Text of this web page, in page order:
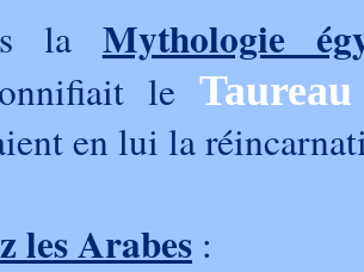
la Mythologie
le
en lui la
les Arabes :